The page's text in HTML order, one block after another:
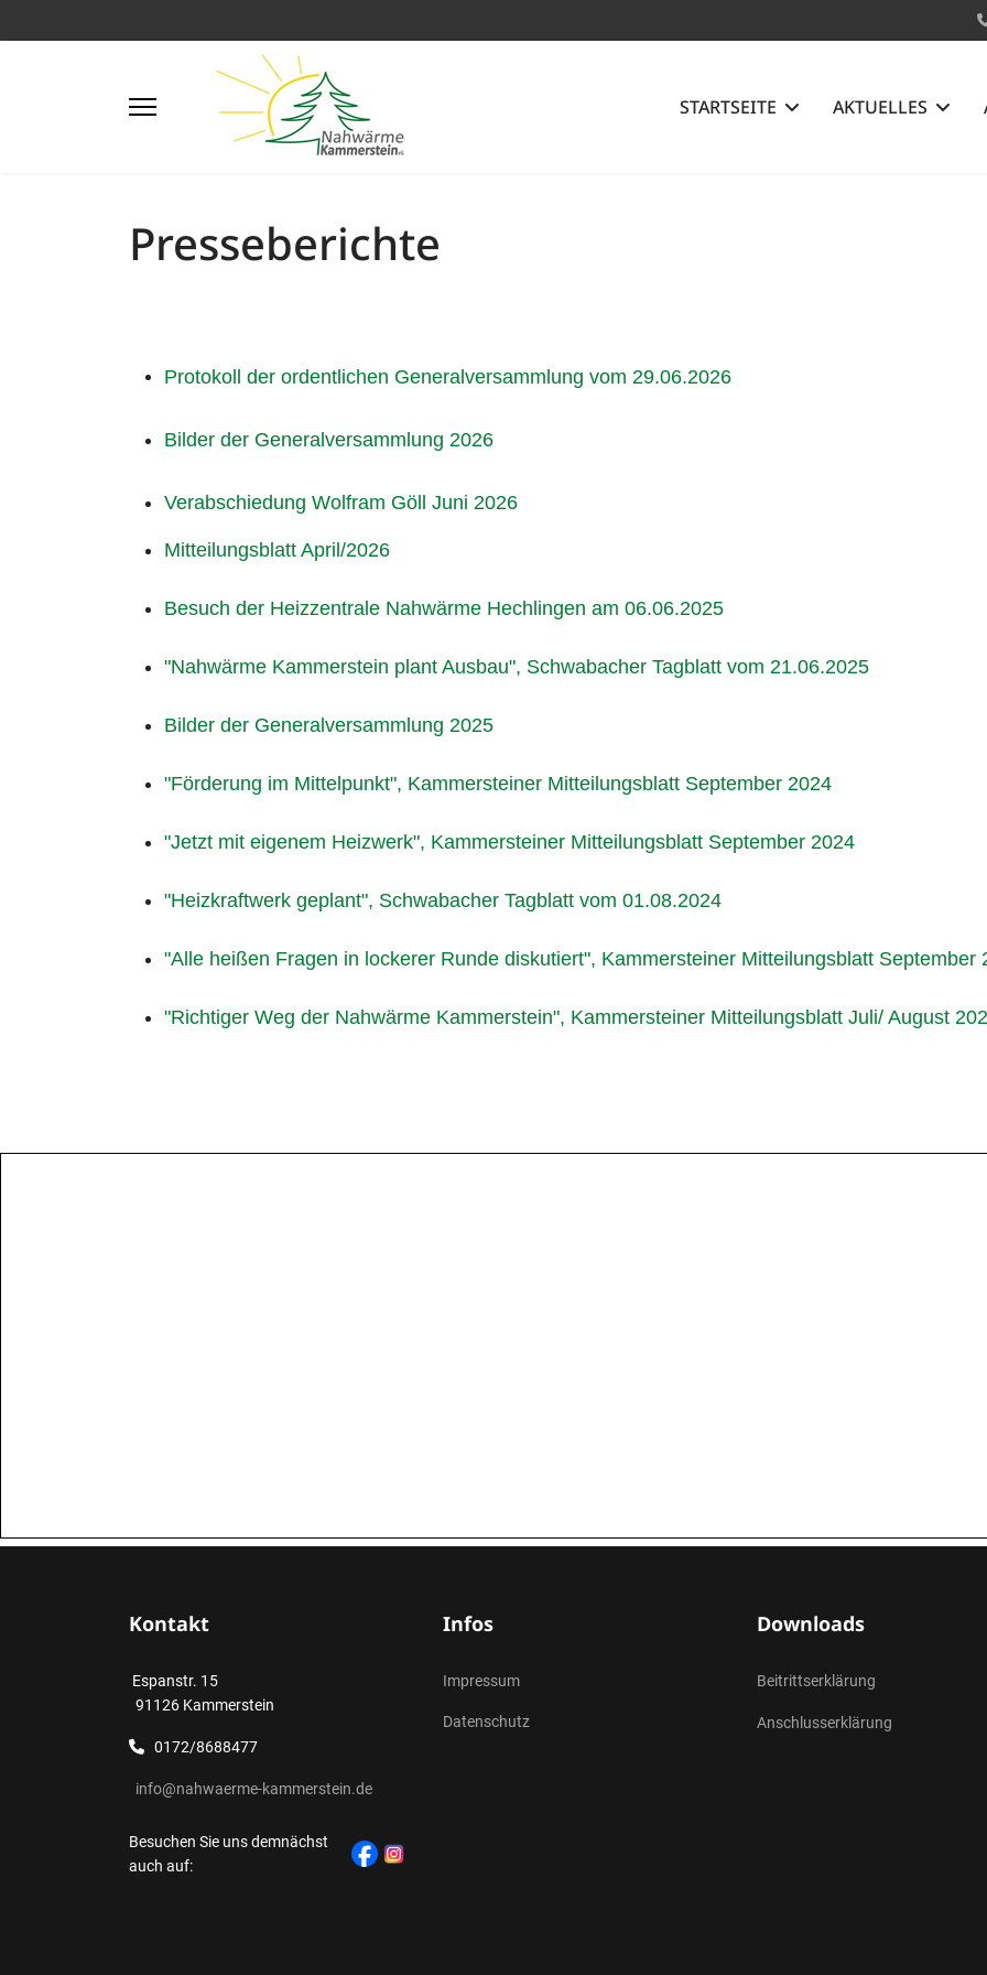
STARTSEITE AKTUELLES
Presseberichte
Protokoll der ordentlichen Generalversammlung vom 29.06.2026
Bilder der Generalversammlung 2026
Verabschiedung Wolfram Göll Juni 2026
Mitteilungsblatt April/2026
Besuch der Heizzentrale Nahwärme Hechlingen am 06.06.2025
"Nahwärme Kammerstein plant Ausbau", Schwabacher Tagblatt vom 21.06.2025
Bilder der Generalversammlung 2025
"Förderung im Mittelpunkt", Kammersteiner Mitteilungsblatt September 2024
"Jetzt mit eigenem Heizwerk", Kammersteiner Mitteilungsblatt September 2024
"Heizkraftwerk geplant", Schwabacher Tagblatt vom 01.08.2024
"Alle heißen Fragen in lockerer Runde diskutiert", Kammersteiner Mitteilungsblatt September
"Richtiger Weg der Nahwärme Kammerstein", Kammersteiner Mitteilungsblatt Juli/ August
Kontakt
Espanstr. 15
91126 Kammerstein
0172/8688477
info@nahwaerme-kammerstein.de
Besuchen Sie uns demnächst
auch auf:
Infos
Impressum
Datenschutz
Downloads
Beitrittserklärung
Anschlusserklärung